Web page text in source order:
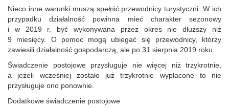
Nieco inne warunki muszą spełnić przewodnicy turystyczni. W ich
przypadku działalność powinna mieć charakter sezonowy
i w 2019 r. być wykonywana przez okres nie dłuższy niż
9 miesięcy. O pomoc mogą ubiegać się przewodnicy, którzy
zawiesili działalność gospodarczą, ale po 31 sierpnia 2019 roku.
Świadczenie postojowe przysługuje nie więcej niż trzykrotnie,
a jeżeli wcześniej zostało już trzykrotnie wypłacone to nie
przysługuje ono ponownie.
Dodatkowe świadczenie postojowe